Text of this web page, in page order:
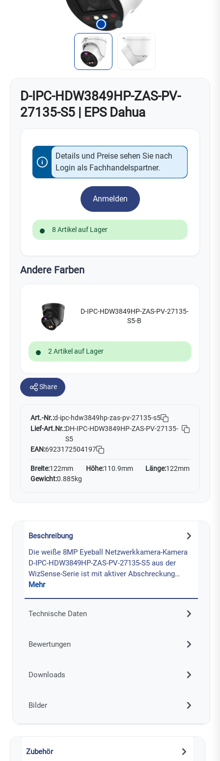
D-IPC-HDW3849HP-ZAS-PV-
27135-S5 | EPS Dahua
Details und Preise sehen Sie nach
Login als Fachhandelspartner.
Anmelden
8 Artikel auf Lager
Andere Farben
D-IPC-HDW3849HP-ZAS-PV-27135-
S5-B
2 Artikel auf Lager
Share
Art.-Nr.:d-ipc-hdw3849hp-zas-pv-27135-s5
Lief-Art.Nr.:DH-IPC-HDW3849HP-ZAS-PV-27135-
S5
EAN:6923172504197
Breite:122mm Höhe:110.9mm Länge:122mm
Gewicht:0.885kg
Beschreibung
Die weiße 8MP Eyeball Netzwerkkamera-Kamera
D-IPC-HDW3849HP-ZAS-PV-27135-S5 aus der
WizSense-Serie ist mit aktiver Abschreckung…
Mehr
Technische Daten
Bewertungen
Downloads
Bilder
Zubehör